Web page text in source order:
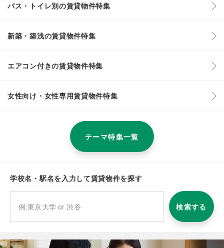
バス・トイレ別の賃貸物件特集
新築・築浅の賃貸物件特集
エアコン付きの賃貸物件特集
女性向け・女性専用賃貸物件特集
テーマ特集一覧
学校名・駅名を入力して賃貸物件を探す
検索する